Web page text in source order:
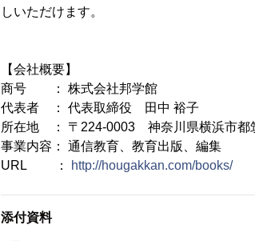
しいただけます。
【会社概要】
商号 ： 株式会社邦学館
代表者 ： 代表取締役 田中 裕子
所在地 ： 〒224-0003 神奈川県横浜市都
事業内容： 通信教育、教育出版、編集
URL ：
http://hougakkan.com/books/
添付資料